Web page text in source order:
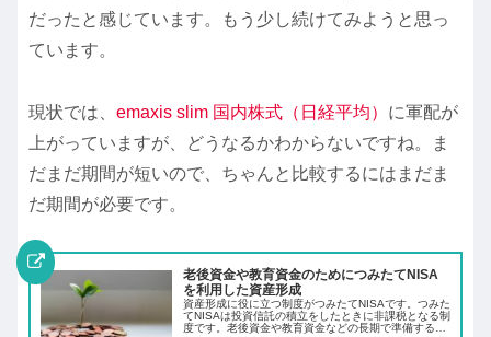
だったと感じています。もう少し続けてみようと思っ
ています。
現状では、 emaxis slim 国内株式（日経平均） に軍配が
上がっていますが、どうなるかわからないですね。ま
だまだ期間が短いので、ちゃんと比較するにはまだま
だ期間が必要です。
老後資金や教育資金のためにつみたてNISA
を利用した資産形成
資産形成に役に立つ制度がつみたてNISAです。つみた
てNISAは投資信託の積立をしたときに非課税となる制
度です。老後資金や教育資金などの長期で準備する必